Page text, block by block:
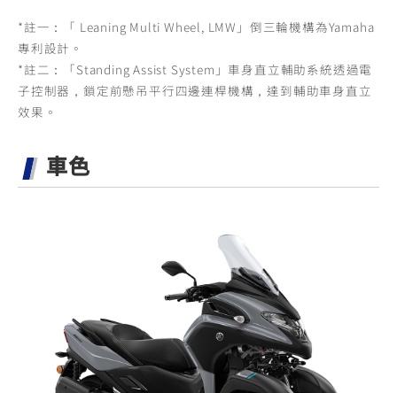
*註一：「 Leaning Multi Wheel, LMW」倒三輪機構為Yamaha
專利設計。
*註二：「Standing Assist System」車身直立輔助系統透過電
子控制器，鎖定前懸吊平行四邊連桿機構，達到輔助車身直立
效果。
車色